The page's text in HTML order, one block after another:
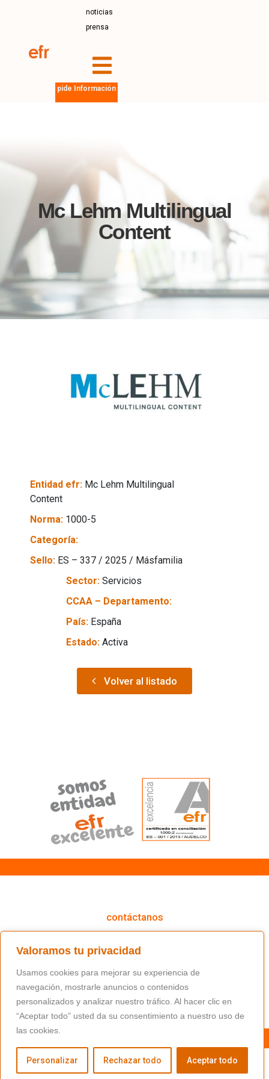
Valoramos tu privacidad
Usamos cookies para mejorar su experiencia de
navegación, mostrarle anuncios o contenidos
personalizados y analizar nuestro tráfico. Al hacer clic en
“Aceptar todo” usted da su consentimiento a nuestro uso de
las cookies.
Personalizar Rechazar todo Aceptar todo
noticias
prensa
pide Información
Mc Lehm Multilingual
Content
Entidad efr: Mc Lehm Multilingual
Content
Norma: 1000-5
Categoría:
Sello: ES – 337 / 2025 / Másfamilia
Sector: Servicios
CCAA – Departamento:
País: España
Estado: Activa
Volver al listado
contáctanos
(+34) 91 766 98 56 / fundacion@masfamilia.org
síguenos en nuestras redes sociales